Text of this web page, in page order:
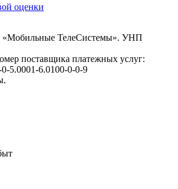
ТелеСистемы». УНП
поставщика платежных услуг:
5.0001-6.0100-0-0-9